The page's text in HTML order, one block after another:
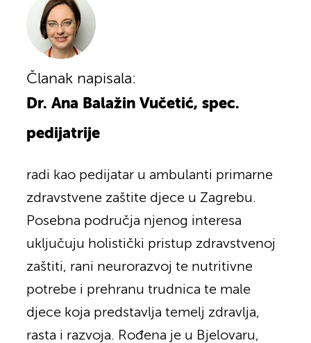
Članak napisala:
Dr. Ana Balažin Vučetić, spec.
pedijatrije
radi kao pedijatar u ambulanti primarne
zdravstvene zaštite djece u Zagrebu.
Posebna područja njenog interesa
uključuju holistički pristup zdravstvenoj
zaštiti, rani neurorazvoj te nutritivne
potrebe i prehranu trudnica te male
djece koja predstavlja temelj zdravlja,
rasta i razvoja. Rođena je u Bjelovaru,